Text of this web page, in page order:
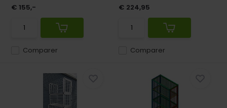
Comparer
€ 155,-
Comparer
€ 224,95